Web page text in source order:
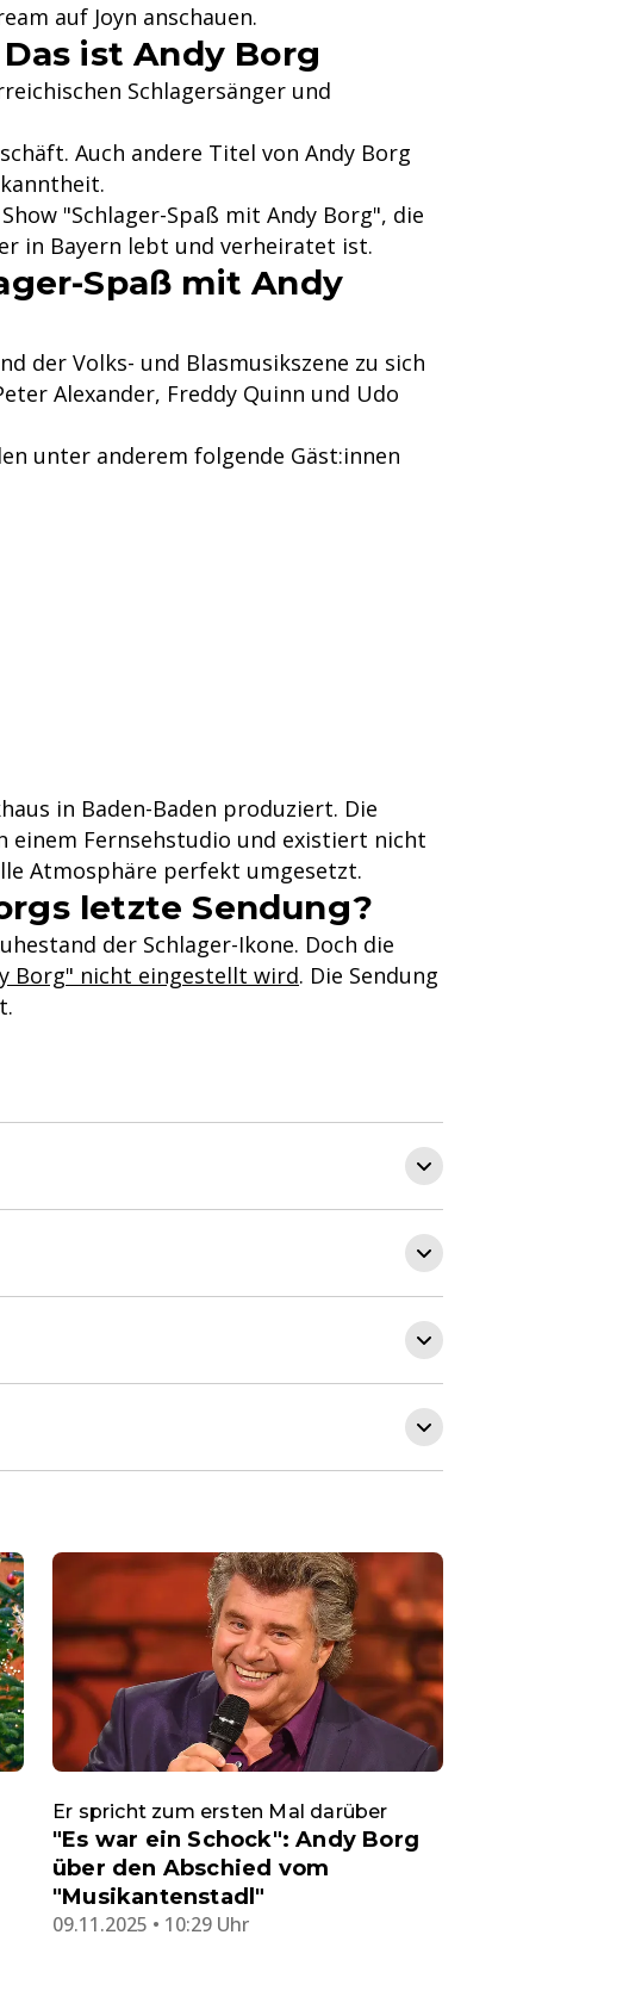
auf Joyn anschauen.
ist Andy Borg
Schlagersänger und
Auch andere Titel von Andy Borg
"Schlager-Spaß mit Andy Borg", die
in Bayern lebt und verheiratet ist.
Spaß mit Andy
der Volks- und Blasmusikszene zu sich
Alexander, Freddy Quinn und Udo
unter anderem folgende Gäst:innen
in Baden-Baden produziert. Die
einem Fernsehstudio und existiert nicht
Atmosphäre perfekt umgesetzt.
letzte Sendung?
der Schlager-Ikone. Doch die
Borg" nicht eingestellt wird. Die Sendung
Er spricht zum ersten Mal darüber
"Es war ein Schock": Andy Borg
über den Abschied vom
"Musikantenstadl"
09.11.2025 • 10:29 Uhr